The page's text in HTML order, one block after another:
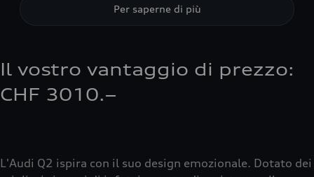
Per saperne di più
Il vostro vantaggio di prezzo:
CHF 3010.–
L'Audi Q2 ispira con il suo design emozionale. Dotato dei